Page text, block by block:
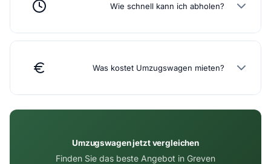
Wie schnell kann ich abholen?
Was kostet Umzugswagen mieten?
Umzugswagen jetzt vergleichen
Finden Sie das beste Angebot in Greven